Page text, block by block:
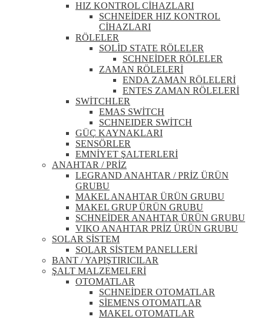
HIZ KONTROL CİHAZLARI
SCHNEİDER HIZ KONTROL
CİHAZLARI
RÖLELER
SOLİD STATE RÖLELER
SCHNEİDER RÖLELER
ZAMAN RÖLELERİ
ENDA ZAMAN RÖLELERİ
ENTES ZAMAN RÖLELERİ
SWİTCHLER
EMAS SWİTCH
SCHNEIDER SWİTCH
GÜÇ KAYNAKLARI
SENSÖRLER
EMNİYET ŞALTERLERİ
ANAHTAR / PRİZ
LEGRAND ANAHTAR / PRİZ ÜRÜN
GRUBU
MAKEL ANAHTAR ÜRÜN GRUBU
MAKEL GRUP ÜRÜN GRUBU
SCHNEİDER ANAHTAR ÜRÜN GRUBU
VIKO ANAHTAR PRİZ ÜRÜN GRUBU
SOLAR SİSTEM
SOLAR SİSTEM PANELLERİ
BANT / YAPIŞTIRICILAR
ŞALT MALZEMELERİ
OTOMATLAR
SCHNEİDER OTOMATLAR
SİEMENS OTOMATLAR
MAKEL OTOMATLAR